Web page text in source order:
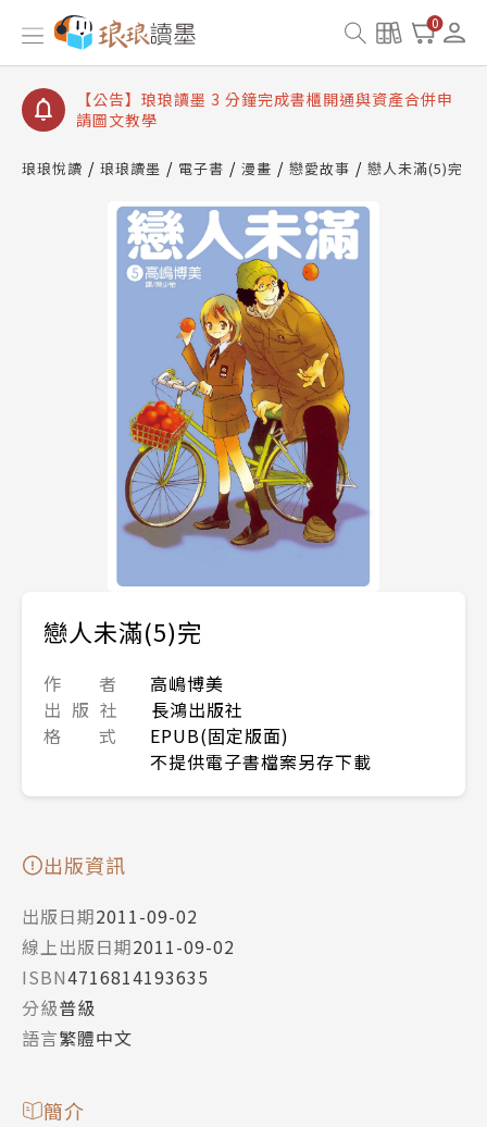
0
【公告】琅琅讀墨數位閱讀資產合併與書櫃開通申請
【公告】琅琅讀墨書櫃開通常見問題
【公告】琅琅讀墨 3 分鐘完成書櫃開通與資產合併申
請圖文教學
查詢
琅琅悅讀 琅琅讀墨 電子書 漫畫 戀愛故事 戀人未滿(5)完
戀人未滿(5)完
作 者
高嶋博美
出 版 社
長鴻出版社
格 式
EPUB(固定版面)
不提供電子書檔案另存下載
出版資訊
出版日期2011-09-02
線上出版日期2011-09-02
ISBN4716814193635
分級普級
語言繁體中文
簡介